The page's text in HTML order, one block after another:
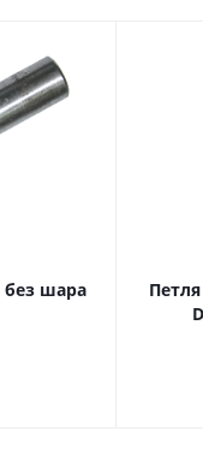
без шара